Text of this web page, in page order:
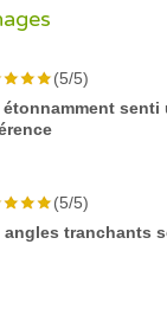
(5/5)
étonnamment senti
(5/5)
angles tranchants